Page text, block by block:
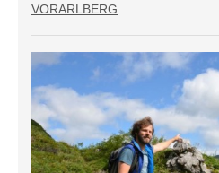
VORARLBERG